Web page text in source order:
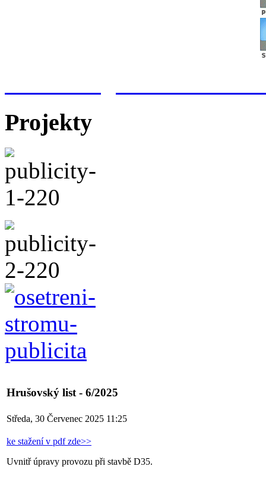
Projekty
Hrušovský list - 6/2025
Středa, 30 Červenec 2025 11:25
ke stažení v pdf zde>>
Uvnitř úpravy provozu při stavbě D35.